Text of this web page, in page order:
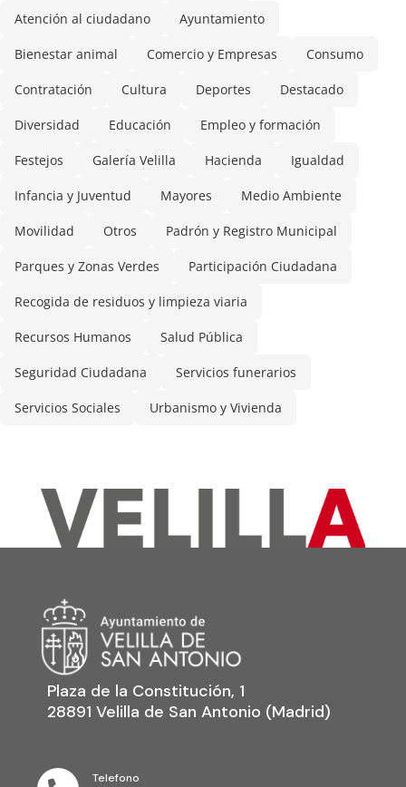
Atención al ciudadano Ayuntamiento
Bienestar animal Comercio y Empresas Consumo
Contratación Cultura Deportes Destacado
Diversidad Educación Empleo y formación
Festejos Galería Velilla Hacienda Igualdad
Infancia y Juventud Mayores Medio Ambiente
Movilidad Otros Padrón y Registro Municipal
Parques y Zonas Verdes Participación Ciudadana
Recogida de residuos y limpieza viaria
Recursos Humanos Salud Pública
Seguridad Ciudadana Servicios funerarios
Servicios Sociales Urbanismo y Vivienda
Plaza de la Constitución, 1
28891 Velilla de San Antonio (Madrid)
Telefono